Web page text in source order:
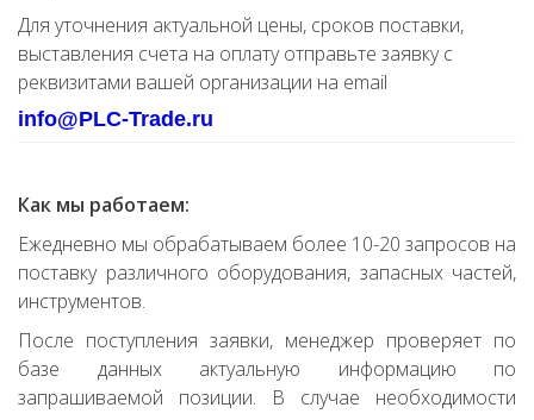
Для уточнения актуальной цены, сроков поставки,
выставления счета на оплату отправьте заявку с
реквизитами вашей организации на email
info@PLC-Trade.ru
Как мы работаем:
Ежедневно мы обрабатываем более 10-20 запросов на
поставку различного оборудования, запасных частей,
инструментов.
После поступления заявки, менеджер проверяет по
базе данных актуальную информацию по
запрашиваемой позиции. В случае необходимости